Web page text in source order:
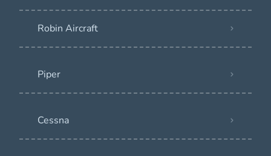
Robin Aircraft
Piper
Cessna